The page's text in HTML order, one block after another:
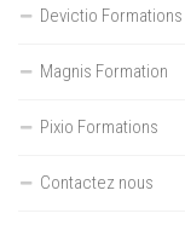
Devictio Formations
Magnis Formation
Pixio Formations
Contactez nous